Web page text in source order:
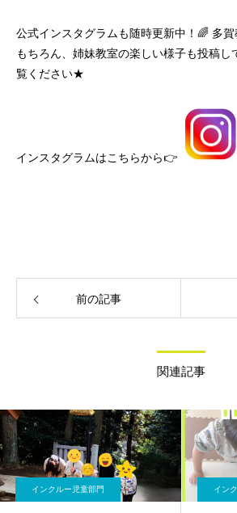
公式インスタグラムも随時更新中！🌈 多
もちろん、姉妹教室の楽しい様子も投稿し
覧ください★
インスタグラムはこちらから👉
前の記事
関連記事
インクルー児童部門 イン